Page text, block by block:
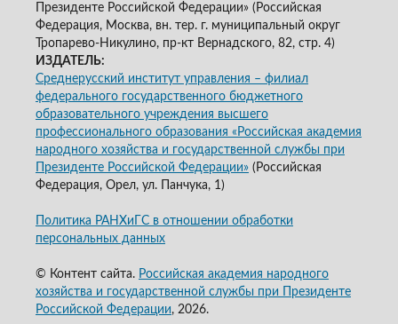
Президенте Российской Федерации» (Российская
Федерация, Москва, вн. тер. г. муниципальный округ
Тропарево-Никулино, пр-кт Вернадского, 82, стр. 4)
ИЗДАТЕЛЬ:
Среднерусский институт управления – филиал
федерального государственного бюджетного
образовательного учреждения высшего
профессионального образования «Российская академия
народного хозяйства и государственной службы при
Президенте Российской Федерации»(Российская
Федерация, Орел, ул. Панчука, 1)
Политика РАНХиГС в отношении обработки
персональных данных
© Контент сайта. Российская академия народного
хозяйства и государственной службы при Президенте
Российской Федерации, 2026.